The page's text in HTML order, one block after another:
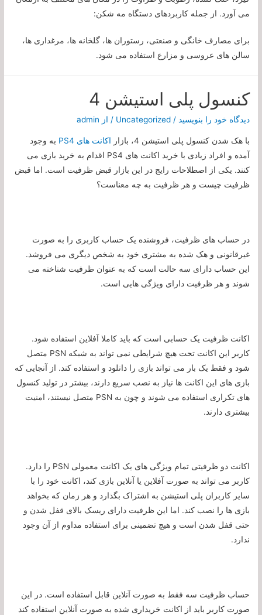
می آورد. از جمله کاربردهای دستگاه مه شکن:
برای مصارف خانگی و صنعتی، رستوران ها، گلخانه ها، مرغداری ها،
سالن های عروسی و مزارع استفاده می شود.
کنسول پلی استیشن 4
دیدگاه‌ خود را بنویسید /
Uncategorized / از admin
با هک شدن کنسول پلی استیشن 4، بازار اکانت های PS4
به وجود
آمده و افراد زیادی با خرید اکانت های PS4 اقدام به خرید بازی می
کنند. یکی از اصطلاحات رایج در این بازار قبض ظرفیت است. اما قبض
ظرفیت چیست و هر ظرفیت به چه معناست؟
در حساب های ظرفیت، فروشنده یک حساب کاربری را به صورت
غیرقانونی و هک شده به مشتری خود به شخص دیگری می فروشد.
این حساب دارای سه حالت است که به عنوان ظرفیت شناخته می
شوند و هر ظرفیت دارای ویژگی هایی است.
اکانت ظرفیت یک حسابی است که باید کاملا آفلاین استفاده شود.
کاربر این اکانت تحت هیچ شرایطی نمی تواند به شبکه PSN متصل
شود و فقط یک بار می تواند بازی را دانلود و استفاده کند. از آنجایی که
بازی های این اکانت ها نیاز به نصب سریع دارند، بیشتر در تولید کنسول
های تکراری استفاده می شوند و چون به PSN متصل نیستند، امنیت
بیشتری دارند.
اکانت دو ظرفیتی تمام ویژگی های یک اکانت معمولی PSN را دارد.
کاربر می تواند به صورت آفلاین یا آنلاین بازی کند، اکانت خود را با
سایر کاربران پلی استیشن به اشتراک بگذارد و هر زمان که بخواهد
بازی ها را نصب کند. اما این ظرفیت دارای ریسک بالای قفل شدن و
حتی قفل شدن است و هیچ تضمینی برای استفاده مداوم از آن وجود
ندارد.
حساب ظرفیت سه فقط به صورت آنلاین قابل استفاده است. در این
صورت کاربر باید از اکانت خریداری شده به صورت آنلاین استفاده کند